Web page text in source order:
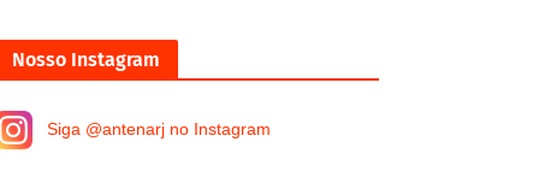
Nosso Instagram
Siga @antenarj no Instagram